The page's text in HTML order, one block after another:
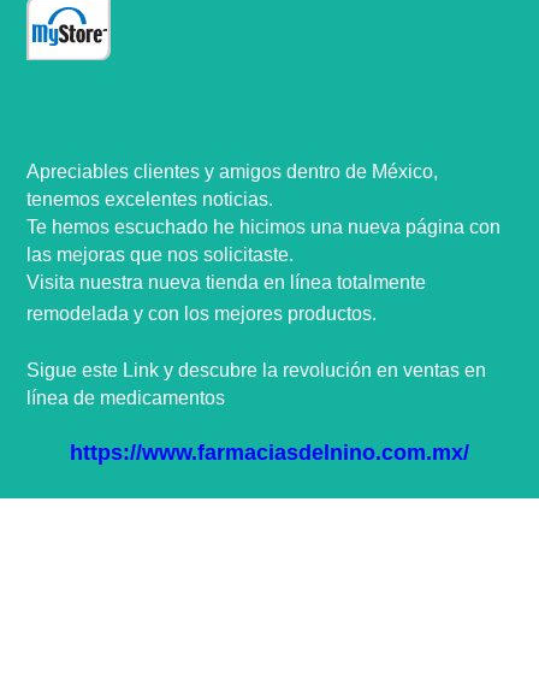
Apreciables clientes y amigos dentro de México,
tenemos excelentes noticias.
Te hemos escuchado he hicimos una nueva página con
las mejoras que nossolicitaste.
Visita nuestra nueva tienda en línea totalmente
remodelada y con los mejores productos.
Sigue este Link y descubre la revolución en ventas en
línea de medicamentos
https://www.farmaciasdelnino.com.mx/